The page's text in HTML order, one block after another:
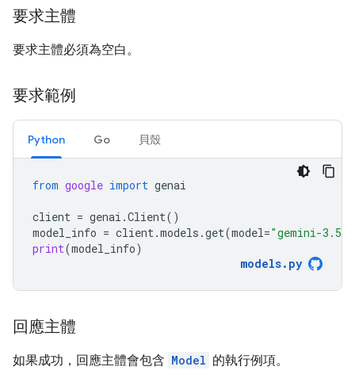
要求主體
要求主體必須為空白。
要求範例
Python Go 貝殼
from google import genai
client = genai .Client()
model_info = client.models .get(model="gemini-3.5-
print(model_info)
models. py
回應主體
如果成功，回應主體會包含 Model 的執行例項。